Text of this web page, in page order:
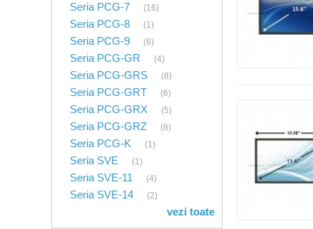
Seria PCG-7 (16)
Seria PCG-8 (1)
Seria PCG-9 (6)
Seria PCG-GR (4)
Seria PCG-GRS (8)
Seria PCG-GRT (6)
Seria PCG-GRX (5)
Seria PCG-GRZ (8)
Seria PCG-K (1)
Seria SVE (1)
Seria SVE-11 (4)
Seria SVE-14 (2)
vezi toate